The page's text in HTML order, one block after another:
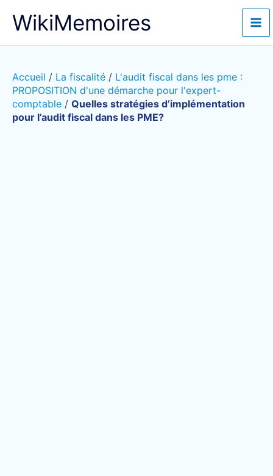
WikiMemoires
Accueil / La fiscalité / L'audit fiscal dans les pme :
PROPOSITION d'une démarche pour l'expert-
comptable / Quelles stratégies d’implémentation
pour l’audit fiscal dans les PME?